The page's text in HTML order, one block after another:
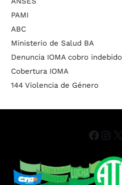
PAMI
ABC
Ministerio de Salud BA
Denuncia IOMA cobro indebido
Cobertura IOMA
144 Violencia de Género